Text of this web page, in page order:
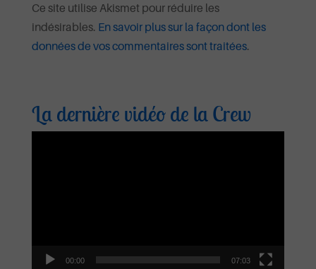
Ce site utilise Akismet pour réduire les
indésirables. En savoir plus sur la façon dont les
données de vos commentaires sont traitées.
La dernière vidéo de la Crew
00:00 07:03